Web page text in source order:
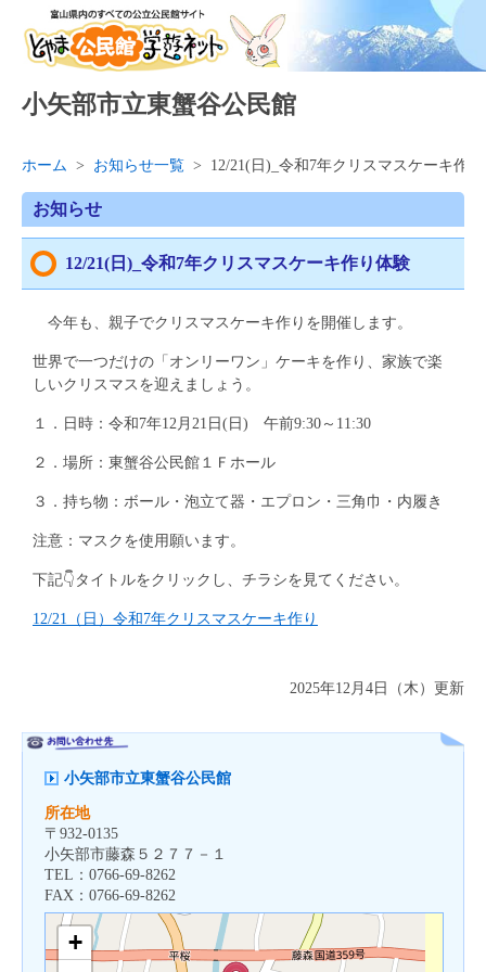
小矢部市立東蟹谷公民館
ホーム > お知らせ一覧 > 12/21(日)_令和7年クリスマスケーキ作
お知らせ
12/21(日)_令和7年クリスマスケーキ作り体験
今年も、親子でクリスマスケーキ作りを開催します。
世界で一つだけの「オンリーワン」ケーキを作り、家族で楽
しいクリスマスを迎えましょう。
１．日時：令和7年12月21日(日) 午前9:30～11:30
２．場所：東蟹谷公民館１Ｆホール
３．持ち物：ボール・泡立て器・エプロン・三角巾・内履き
注意：マスクを使用願います。
下記👇タイトルをクリックし、チラシを見てください。
12/21（日）令和7年クリスマスケーキ作り
2025年12月4日（木）更新
小矢部市立東蟹谷公民館
所在地
〒 932-0135
小矢部市藤森５２７７－１
TEL： 0766-69-8262
FAX： 0766-69-8262
+